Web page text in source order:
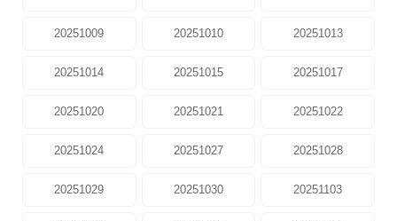
20251009 20251010 20251013
20251014 20251015 20251017
20251020 20251021 20251022
20251024 20251027 20251028
20251029 20251030 20251103